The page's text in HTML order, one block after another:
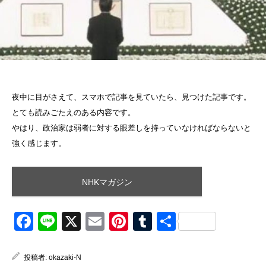
夜中に目がさえて、スマホで記事を見ていたら、見つけた記事です。
とても読みごたえのある内容です。
やはり、政治家は弱者に対する眼差しを持っていなければならないと
強く感じます。
NHKマガジン
Facebook
Line
X EmailPinterest
Tumblr
共
投稿者: okazaki-N